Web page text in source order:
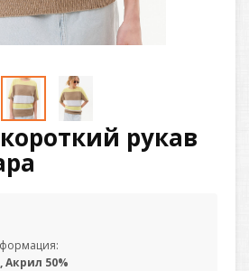
рукав
Акрил 50%